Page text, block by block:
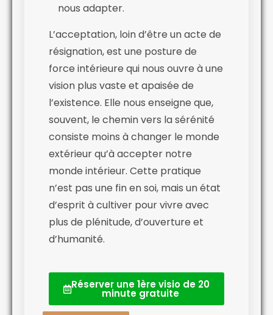
nous adapter.
L’acceptation, loin d’être un acte de
résignation, est une posture de
force intérieure qui nous ouvre à une
vision plus vaste et apaisée de
l’existence. Elle nous enseigne que,
souvent, le chemin vers la sérénité
consiste moins à changer le monde
extérieur qu’à accepter notre
monde intérieur. Cette pratique
n’est pas une fin en soi, mais un état
d’esprit à cultiver pour vivre avec
plus de plénitude, d’ouverture et
d’humanité.
Réserver une 1ère visio de 20
minute gratuite